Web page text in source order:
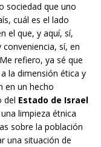
sociedad que uno
cuál es el lado
el que, y aquí, sí,
sí, en
refiero, ya sé que
la dimensión ética y
en un hecho
del Estado de Israel
limpieza étnica
sobre la población
una situación de